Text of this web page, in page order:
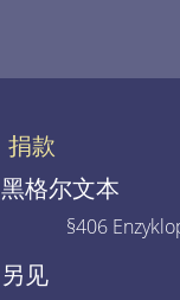
捐款
黑格尔文本
§406
另见